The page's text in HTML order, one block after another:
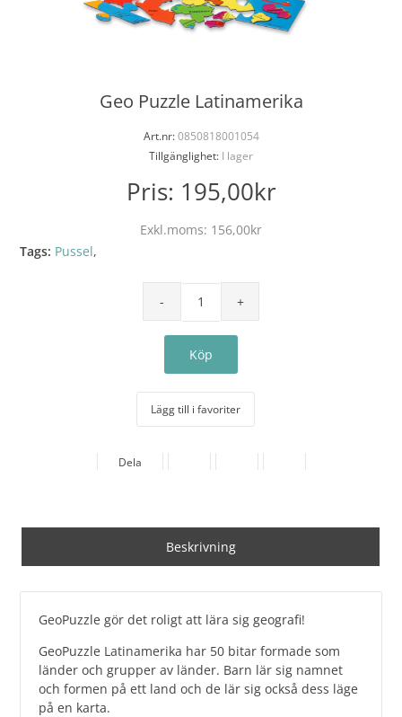
Geo Puzzle Latinamerika
Art.nr:0850818001054
Tillgänglighet: I lager
Pris: 195,00kr
Exkl.moms: 156,00kr
Tags: Pussel,
Lägg till i favoriter
Dela
Beskrivning
GeoPuzzle gör det roligt att lära sig geografi!
GeoPuzzle Latinamerika har 50 bitar formade som
länder och grupper av länder. Barn lär sig namnet
och formen på ett land och de lär sig också dess läge
på en karta.